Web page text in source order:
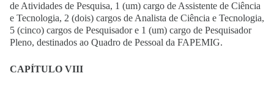
de Atividades de Pesquisa, 1 (um) cargo de Assistente de Ciência
e Tecnologia, 2 (dois) cargos de Analista de Ciência e Tecnologia,
5 (cinco) cargos de Pesquisador e 1 (um) cargo de Pesquisador
Pleno, destinados ao Quadro de Pessoal da FAPEMIG.
CAPÍTULO VIII